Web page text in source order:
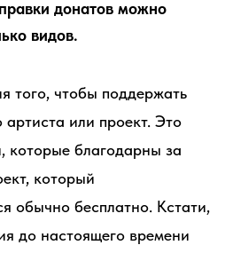
донатов можно
видов.
того, чтобы поддержать
или проект. Это
которые благодарны за
который
обычно бесплатно. Кстати,
до настоящего времени